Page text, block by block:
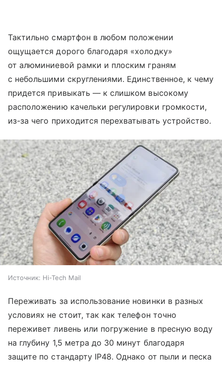
Тактильно смартфон в любом положении
ощущается дорого благодаря «холодку»
от алюминиевой рамки и плоским граням
с небольшими скруглениями. Единственное, к чему
придется привыкать — к слишком высокому
расположению качельки регулировки громкости,
из-за чего приходится перехватывать устройство.
Источник: Hi-Tech Mail
Переживать за использование новинки в разных
условиях не стоит, так как телефон точно
переживет ливень или погружение в пресную воду
на глубину 1,5 метра до 30 минут благодаря
защите по стандарту IP48. Однако от пыли и песка